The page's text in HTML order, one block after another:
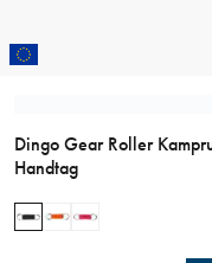
Dingo Gear Roller
Handtag